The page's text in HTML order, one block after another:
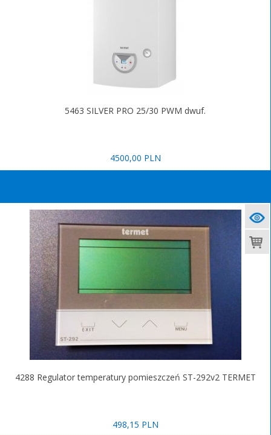
5463 SILVER PRO 25/30 PWM dwuf.
4500,00 PLN
4288 Regulator temperatury pomieszczeń ST-292v2 TERMET
498,15 PLN